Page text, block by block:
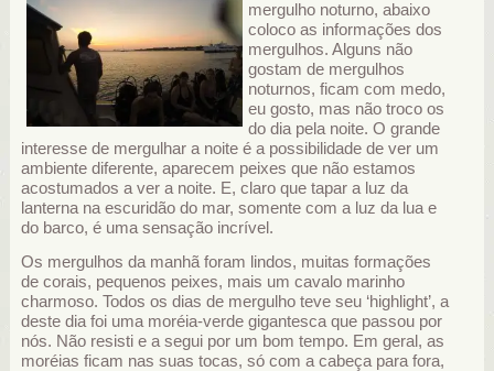
mergulho noturno, abaixo
coloco as informações dos
mergulhos. Alguns não
gostam de mergulhos
noturnos, ficam com medo,
eu gosto, mas não troco os
do dia pela noite. O grande
interesse de mergulhar a noite é a possibilidade de ver um
ambiente diferente, aparecem peixes que não estamos
acostumados a ver a noite. E, claro que tapar a luz da
lanterna na escuridão do mar, somente com a luz da lua e
do barco, é uma sensação incrível.
Os mergulhos da manhã foram lindos, muitas formações
de corais, pequenos peixes, mais um cavalo marinho
charmoso. Todos os dias de mergulho teve seu ‘highlight’, a
deste dia foi uma moréia-verde gigantesca que passou por
nós. Não resisti e a segui por um bom tempo. Em geral, as
moréias ficam nas suas tocas, só com a cabeça para fora,